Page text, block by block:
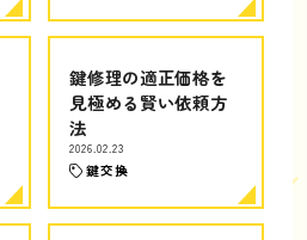
鍵修理の適正価格を
見極める賢い依頼方
法
2026.02.23
鍵交換